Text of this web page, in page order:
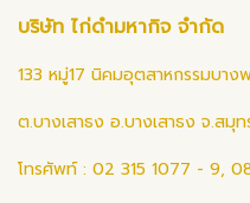
บริษัท ไก่ดำมหากิจ จำกัด
133 หมู่17 นิคมอุตสาหกรรมบาง
ต.บางเสาธง อ.บางเสาธง จ.สมุ
โทรศัพท์ : 02 315 1077 - 9,